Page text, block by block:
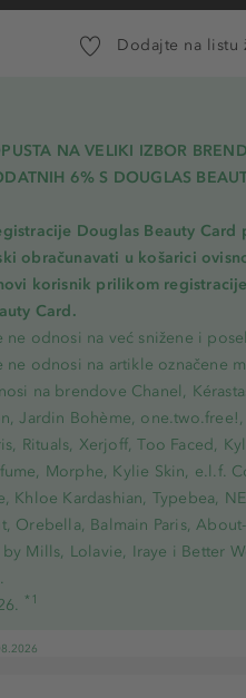
Dodajte na listu
NA VELIKI IZBOR
6% S DOUGLAS
Douglas Beauty Card
obračunavati u košarici
korisnik prilikom
Card.
ne odnosi na već snižene i
ne odnosi na artikle označene
na brendove Chanel,
Jardin Bohème, one.two.free!,
Rituals, Xerjoff, Too Faced,
Morphe, Kylie Skin, e.l.f.
Khloe Kardashian, Typebea,
Orebella, Balmain Paris,
Mills, Lolavie, Iraye i Better
*1